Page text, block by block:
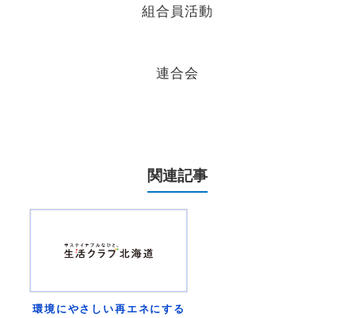
組合員活動
連合会
関連記事
環境にやさしい再エネにする